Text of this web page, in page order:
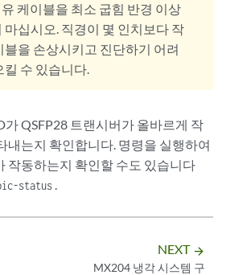
케이블을 최소 굽힘 반경 이상
마십시오. 직경이 몇 인치보다 작
블을 손상시키고 진단하기 어려
킬 수 있습니다.
가 QSFP28 트랜시버가 올바르게 작
내는지 확인합니다. 명령을 실행하여
작동하는지 확인할 수도 있습니다
status .
NEXT arrow_forward
MX204 냉각 시스템 구